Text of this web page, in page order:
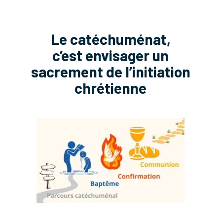
Le catéchuménat,
c’est envisager un
sacrement de l’initiation
chrétienne